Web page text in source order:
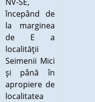
începând de
la marginea
de E a
localităţii
Seimenii Mici
şi până în
apropiere de
localitatea